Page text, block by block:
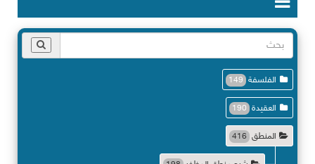
الفلسفة 149
العقيدة 190
المنطق 416